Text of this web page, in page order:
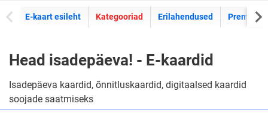
E-kaart esileht E-kaartide
Kategooriad Erilahendused Premium
Head isadepäeva! - E-kaardid
Isadepäeva kaardid, õnnitluskaardid, digitaalsed kaardid
soojade saatmiseks